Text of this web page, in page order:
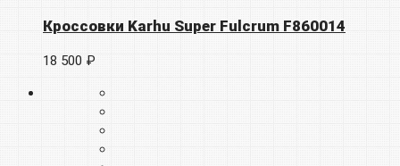
Кроссовки Karhu Super Fulcrum F860014
18 500 ₽